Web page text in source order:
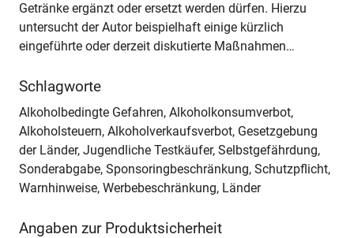
Getränke ergänzt oder ersetzt werden dürfen. Hierzu
untersucht der Autor beispielhaft einige kürzlich
eingeführte oder derzeit diskutierte Maßnahmen…
Schlagworte
Alkoholbedingte Gefahren, Alkoholkonsumverbot,
Alkoholsteuern, Alkoholverkaufsverbot, Gesetzgebung
der Länder, Jugendliche Testkäufer, Selbstgefährdung,
Sonderabgabe, Sponsoringbeschränkung, Schutzpflicht,
Warnhinweise, Werbebeschränkung, Länder
Angaben zur Produktsicherheit